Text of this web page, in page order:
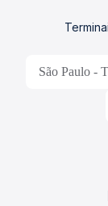
São Paulo -